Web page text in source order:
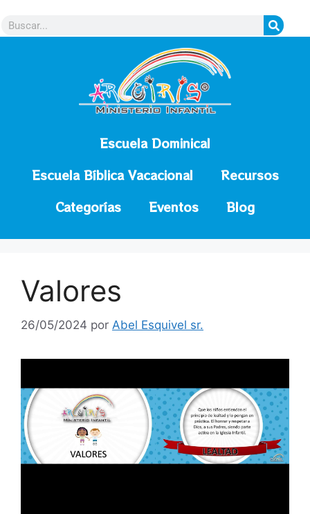
Escuela Dominical
Escuela Bíblica Vacacional
Recursos
Categorías
Eventos Blog
Valores
26/05/2024 por Abel Esquivel sr.